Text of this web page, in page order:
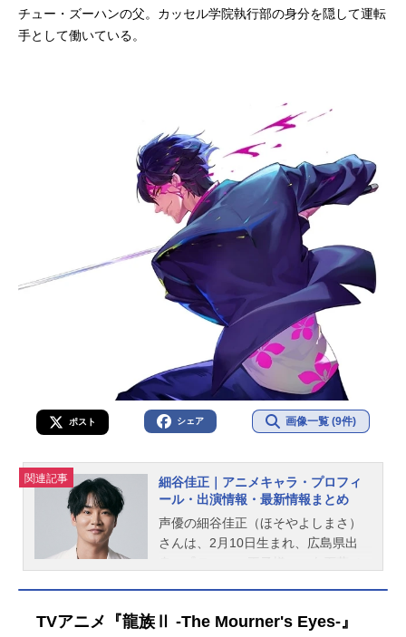
と関連記事を紹介します。
チュー・ズーハンの父。カッセル学院執行部の身分を隠して運転
手として働いている。
ポスト シェア 画像一覧 (9件)
関連記事
細谷佳正｜アニメキャラ・プロフィ
ール・出演情報・最新情報まとめ
声優の細谷佳正（ほそやよしまさ）
さんは、2月10日生まれ、広島県出
のキャラクターを多く演じていま
TVアニメ『龍族Ⅱ -The Mourner's Eyes-』